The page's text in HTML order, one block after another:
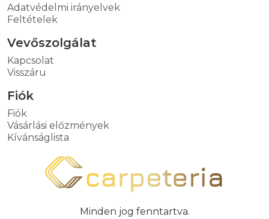
Adatvédelmi irányelvek
Feltételek
Vevőszolgálat
Kapcsolat
Visszáru
Fiók
Fiók
Vásárlási előzmények
Kívánságlista
Minden jog fenntartva.